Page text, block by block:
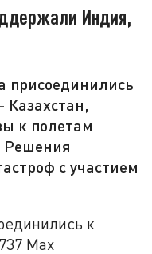
Индия,
присоединились
Казахстан,
к полетам
Решения
с участием
к
Max